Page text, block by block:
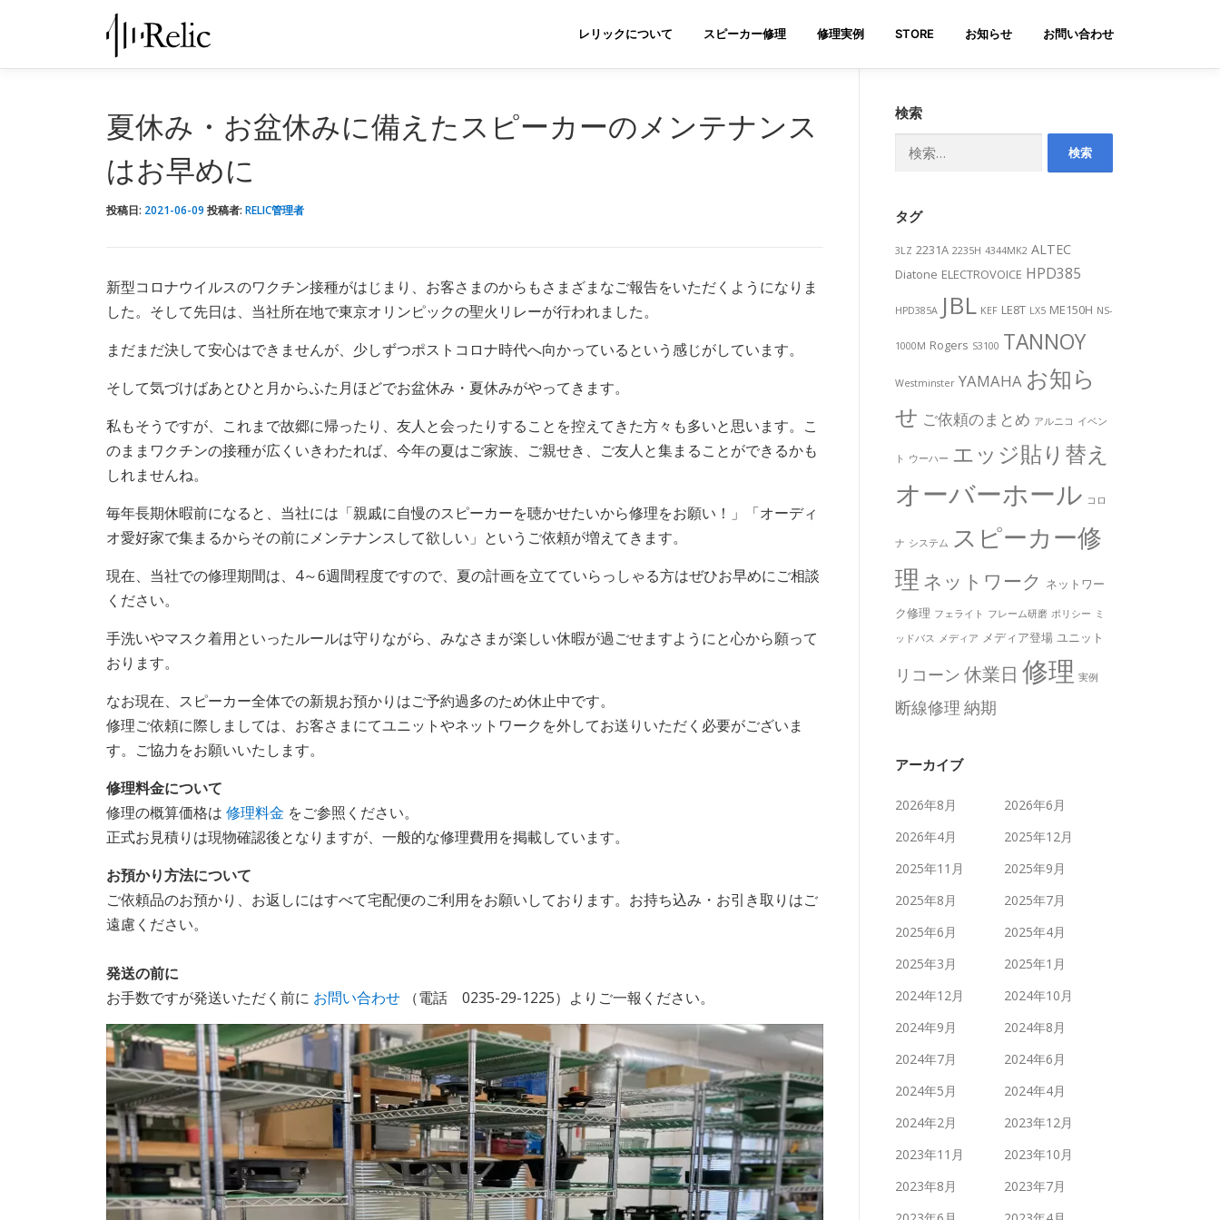
レリックについて スピーカー修理 修理実例 STORE お知らせ お問い合わせ
夏休み・お盆休みに備えたスピーカーのメンテナンス
はお早めに
投稿日: 2021-06-09 投稿者: RELIC管理者
新型コロナウイルスのワクチン接種がはじまり、お客さまのからもさまざまなご報告をいただくようになりま
した。そして先日は、当社所在地で東京オリンピックの聖火リレーが行われました。
まだまだ決して安心はできませんが、少しずつポストコロナ時代へ向かっているという感じがしています。
そして気づけばあとひと月からふた月ほどでお盆休み・夏休みがやってきます。
私もそうですが、これまで故郷に帰ったり、友人と会ったりすることを控えてきた方々も多いと思います。こ
のままワクチンの接種が広くいきわたれば、今年の夏はご家族、ご親せき、ご友人と集まることができるかも
しれませんね。
毎年長期休暇前になると、当社には「親戚に自慢のスピーカーを聴かせたいから修理をお願い！」「オーディ
オ愛好家で集まるからその前にメンテナンスして欲しい」というご依頼が増えてきます。
現在、当社での修理期間は、4～6週間程度ですので、夏の計画を立てていらっしゃる方はぜひお早めにご相談
ください。
手洗いやマスク着用といったルールは守りながら、みなさまが楽しい休暇が過ごせますようにと心から願って
おります。
なお現在、スピーカー全体での新規お預かりはご予約過多のため休止中です。
修理ご依頼に際しましては、お客さまにてユニットやネットワークを外してお送りいただく必要がございま
す。ご協力をお願いいたします。
修理料金について
修理の概算価格は 修理料金 をご参照ください。
正式お見積りは現物確認後となりますが、一般的な修理費用を掲載しています。
お預かり方法について
ご依頼品のお預かり、お返しにはすべて宅配便のご利用をお願いしております。お持ち込み・お引き取りはご
遠慮ください。
発送の前に
お手数ですが発送いただく前に お問い合わせ （電話 0235-29-1225）よりご一報ください。
検索
タグ
3LZ 2231A 2235H 4344MK2 ALTEC
Diatone ELECTROVOICE HPD385
HPD385A JBL KEF LE8T LX5 ME150H NS-
1000M Rogers S3100 TANNOY
Westminster YAMAHA お知ら
せ ご依頼のまとめ アルニコ イベン
ト ウーハー エッジ貼り替え
オーバーホール コロ
ナ システム スピーカー修
理 ネットワーク ネットワー
ク修理 フェライト フレーム研磨 ポリシー ミ
ッドバス メディア メディア登場 ユニット
リコーン 休業日 修理 実例
断線修理 納期
アーカイブ
2026年8月
2026年6月
2026年4月
2025年12月
2025年11月
2025年9月
2025年8月
2025年7月
2025年6月
2025年4月
2025年3月
2025年1月
2024年12月
2024年10月
2024年9月
2024年8月
2024年7月
2024年6月
2024年5月
2024年4月
2024年2月
2023年12月
2023年11月
2023年10月
2023年8月
2023年7月